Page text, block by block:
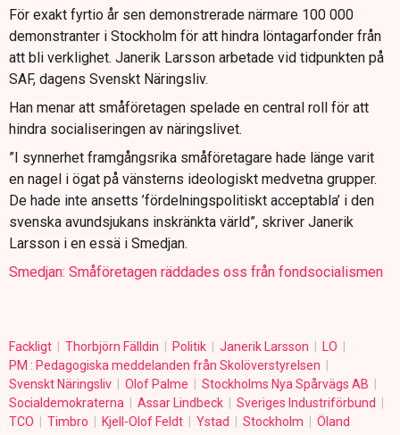
För exakt fyrtio år sen demonstrerade närmare 100 000
demonstranter i Stockholm för att hindra löntagarfonder från
att bli verklighet. Janerik Larsson arbetade vid tidpunkten på
SAF, dagens Svenskt Näringsliv.
Han menar att småföretagen spelade en central roll för att
hindra socialiseringen av näringslivet.
”I synnerhet framgångsrika småföretagare hade länge varit
en nagel i ögat på vänsterns ideologiskt medvetna grupper.
De hade inte ansetts ’fördelningspolitiskt acceptabla’ i den
svenska avundsjukans inskränkta värld”, skriver Janerik
Larsson i en essä i Smedjan.
Smedjan: Småföretagen räddades oss från fondsocialismen
Fackligt Thorbjörn Fälldin Politik Janerik Larsson
LO
PM : Pedagogiska meddelanden från Skolöverstyrelsen
Svenskt Näringsliv
Olof Palme
Stockholms Nya Spårvägs AB
Socialdemokraterna
Assar Lindbeck
Sveriges Industriförbund
TCO
Timbro Kjell-Olof Feldt Ystad Stockholm Öland